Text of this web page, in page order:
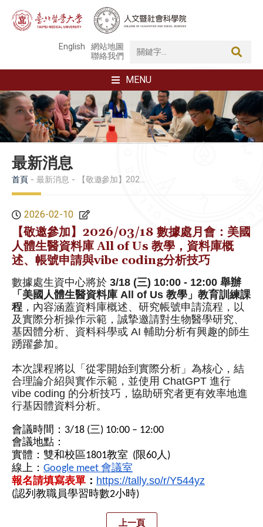
English
網站地圖
聯絡我們
MENU
最新消息
首頁 最新消息 【敬邀參加】2026/03/18 數據處月會：美國人體生醫資料庫 All of Us 教學，資料庫概述、帳號申請與vibe coding分析技巧
2026-02-10
【敬邀參加】2026/03/18 數據處月會：美國
人體生醫資料庫 All of Us 教學，資料庫概
述、帳號申請與vibe coding分析技巧
數據處生資中心將於 3/18 (三) 10:00 - 12:00 舉辦
「美國人體生醫資料庫 All of Us 教學」教育訓練課
程 ，內容涵蓋資料庫概述、研究帳號申請流程， 以
及實際分析操作示範，誠摯邀請對生物醫學研究、
基因體分析、 資料科學或 AI 輔助分析有興趣的師生
踴躍參加。
本次課程將以「從零開始到實際分析」為核心， 結
合理論介紹與實作示範，並使用 ChatGPT 進行
vibe coding 的分析技巧，協助研究者更有效率地進
行基因體資料分析。
會議時間： 3/18 (三) 10:00 – 12:00
會議地點：
實體 ： 雙和校區1801教室 (限60人)
線上 ： Google meet 會議室
報名請填寫表單 ： https://tally.so/r/Y544yz
(認列教職員學習時數2小時)
上一頁